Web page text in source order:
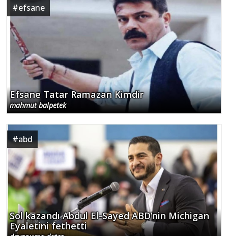
#efsane
Efsane Tatar Ramazan Kimdir
mahmut balpetek
#abd
Sol kazandı Abdul El-Sayed ABD’nin Michigan
Eyaletini fethetti